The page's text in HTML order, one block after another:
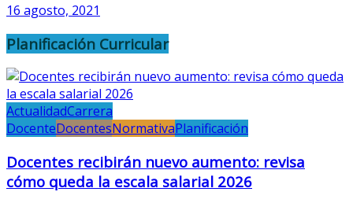
16 agosto, 2021
Planificación Curricular
ActualidadCarrera
DocenteDocentesNormativaPlanificación
Docentes recibirán nuevo aumento: revisa
cómo queda la escala salarial 2026